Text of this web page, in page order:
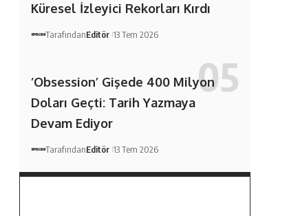
Küresel İzleyici Rekorları Kırdı
TarafındanEditör 13 Tem 2026
‘Obsession’ Gişede 400 Milyon
Doları Geçti: Tarih Yazmaya
Devam Ediyor
TarafındanEditör 13 Tem 2026